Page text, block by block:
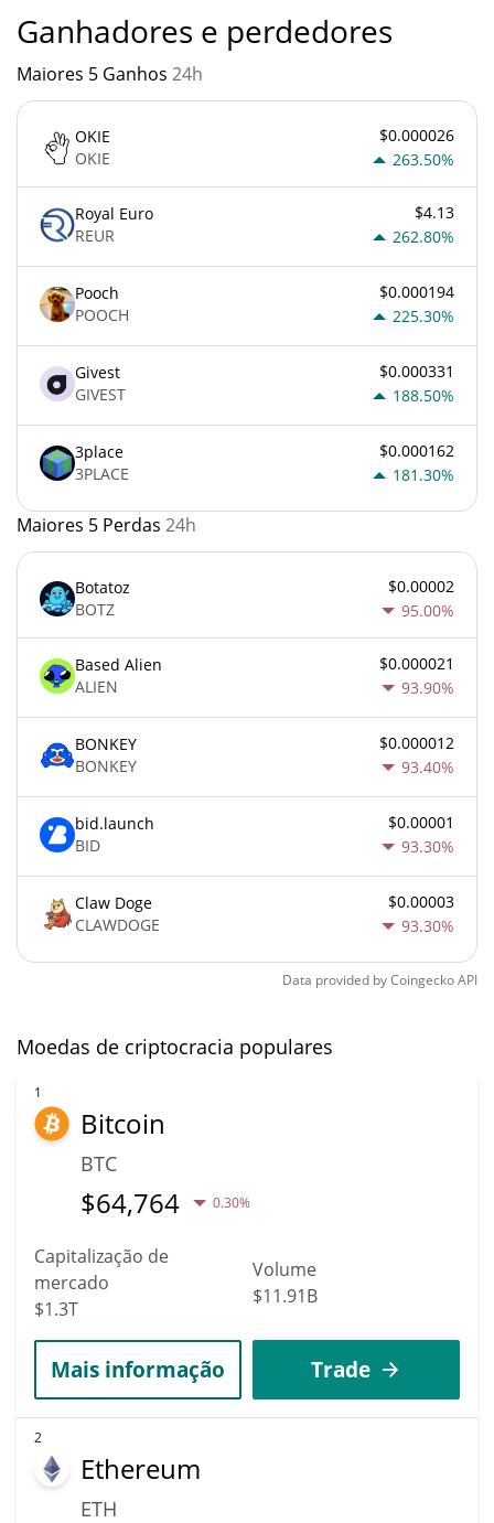
Ganhadores e perdedores
Maiores 5 Ganhos 24h
OKIE
OKIE
$0.000026
263.50%
Royal Euro
REUR
$4.13
262.80%
Pooch
POOCH
$0.000194
225.30%
Givest
GIVEST
$0.000331
188.50%
3place
3PLACE
$0.000162
181.30%
Maiores 5 Perdas 24h
Botatoz
BOTZ
$0.00002
95.00%
Based Alien
ALIEN
$0.000021
93.90%
BONKEY
BONKEY
$0.000012
93.40%
bid.launch
BID
$0.00001
93.30%
Claw Doge
CLAWDOGE
$0.00003
93.30%
Data provided byCoingeckoAPI
Moedas de criptocracia populares
1
Bitcoin
BTC
$64,764 0.30%
Capitalização de
mercado
$1.3T
Volume
$11.91B
Mais informação Trade
2
Ethereum
ETH